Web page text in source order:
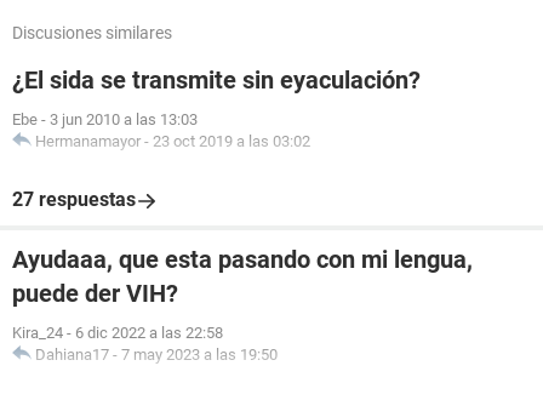
Discusiones similares
¿El sida se transmite sin eyaculación?
Ebe - 3 jun 2010 a las 13:03
Hermanamayor - 23 oct 2019 a las 03:02
27 respuestas
Ayudaaa, que esta pasando con mi lengua,
puede der VIH?
Kira_24 - 6 dic 2022 a las 22:58
Dahiana17 - 7 may 2023 a las 19:50